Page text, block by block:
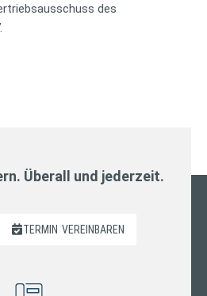
des
Überall und jederzeit.
TERMIN VEREINBAREN